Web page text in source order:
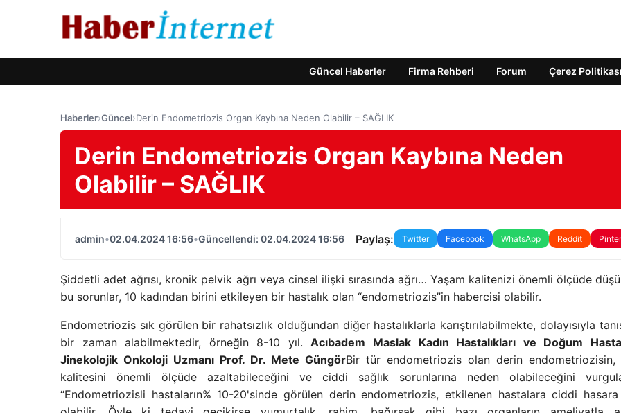
Güncel Haberler Firma Rehberi Forum Çerez Politikası
Haberler›Güncel›Derin Endometriozis Organ Kaybına Neden Olabilir – SAĞLIK
Derin Endometriozis Organ Kaybına Neden
Olabilir – SAĞLIK
admin•02.04.2024 16:56•Güncellendi: 02.04.2024 16:56 Paylaş: Twitter Facebook WhatsApp Reddit
Şiddetli adet ağrısı, kronik pelvik ağrı veya cinsel ilişki sırasında ağrı… Yaşam kalitenizi önemli ölçüde
bu sorunlar, 10 kadından birini etkileyen bir hastalık olan “endometriozis”in habercisi olabilir.
Endometriozis sık görülen bir rahatsızlık olduğundan diğer hastalıklarla karıştırılabilmekte, dolayısıyla
bir zaman alabilmektedir, örneğin 8-10 yıl.Acıbadem Maslak Kadın Hastalıkları ve Doğum
Jinekolojik Onkoloji Uzmanı Prof. Dr. Mete GüngörBir tür endometriozis olan derin endometriozisin,
kalitesini önemli ölçüde azaltabileceğini ve ciddi sağlık sorunlarına neden olabileceğini
“Endometriozisli hastaların% 10-20'sinde görülen derin endometriozis, etkilenen hastalara ciddi